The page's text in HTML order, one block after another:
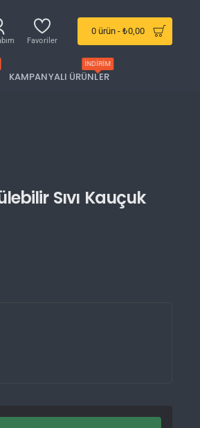
Favoriler
0 ürün - ₺0,00
KAMPANYALI ÜRÜNLER
İNDIRIM
Sıvı Kauçuk